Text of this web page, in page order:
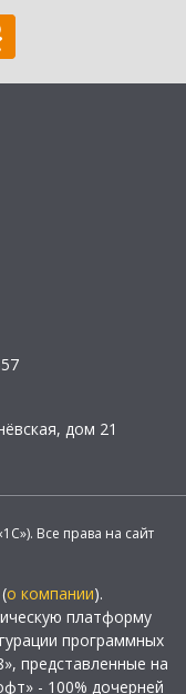
дом 21
Все права на сайт
о компании).
платформу
программных
представленные на
- 100% дочерней